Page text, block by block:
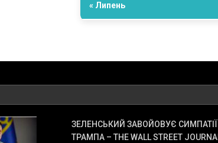
« Липень
ЗЕЛЕНСЬКИЙ ЗАВОЙОВУЄ
ТРАМПА – THE WALL STREET